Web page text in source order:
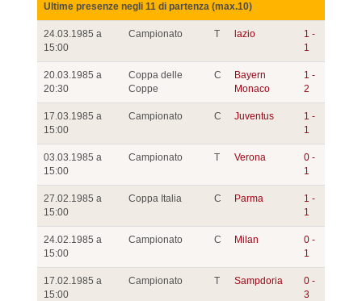
Ultime presenze negli 11 di partenza (max.10)
24.03.1985 a
15:00
Campionato T lazio
1 -
1
20.03.1985 a
20:30
Coppa delle
Coppe
C
Bayern
Monaco
1 -
2
17.03.1985 a
15:00
Campionato C Juventus
1 -
1
03.03.1985 a
15:00
Campionato T Verona
0 -
1
27.02.1985 a
15:00
Coppa Italia C Parma
1 -
1
24.02.1985 a
15:00
Campionato C Milan
0 -
1
17.02.1985 a
15:00
Campionato T Sampdoria
0 -
3